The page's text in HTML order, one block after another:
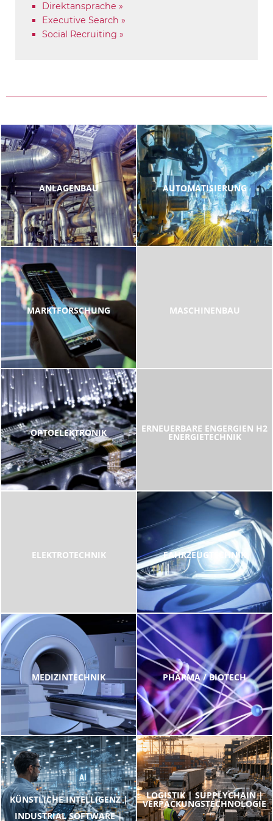
Direktansprache »
Executive Search »
Social Recruiting »
ANLAGENBAU
MARKTFORSCHUNG
OPTOELEKTRONIK
AUTOMATISIERUNG
MASCHINENBAU
ERNEUERBARE ENGERGIEN H2
ENERGIETECHNIK
ELEKTROTECHNIK
MEDIZINTECHNIK
KÜNSTLICHE INTELLIGENZ |
INDUSTRIAL SOFTWARE |
FAHRZEUGTECHNIK
PHARMA / BIOTECH
LOGISTIK | SUPPLYCHAIN |
VERPACKUNGSTECHNOLOGIE